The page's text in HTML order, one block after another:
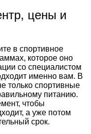
цены и
в спортивное
которое оно
со специалистом
именно вам. В
только спортивные
питанию.
чтобы
а уже потом
срок.